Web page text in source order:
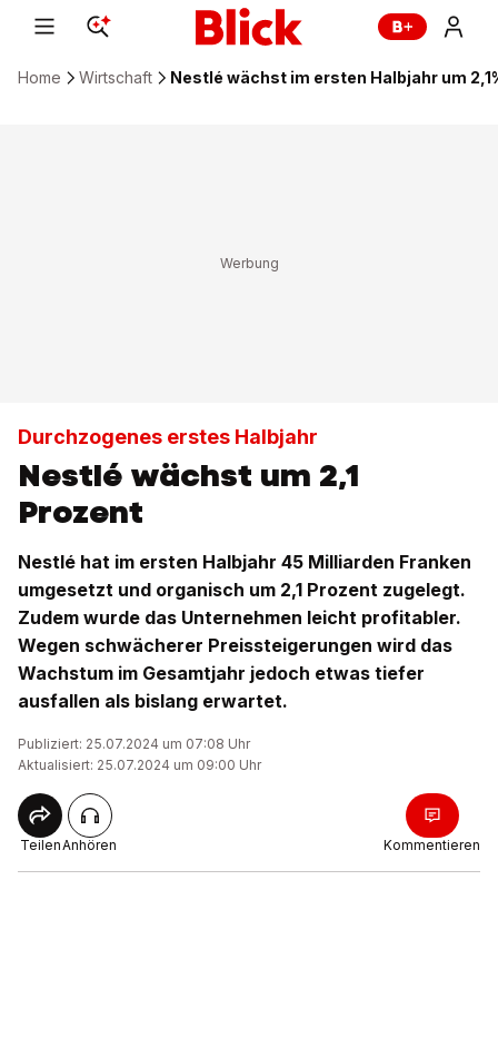
Home Wirtschaft Nestlé wächst im ersten Halbjahr um
Durchzogenes erstes Halbjahr
Nestlé wächst um 2,1
Prozent
Nestlé hat im ersten Halbjahr 45 Milliarden Franken
umgesetzt und organisch um 2,1 Prozent zugelegt.
Zudem wurde das Unternehmen leicht profitabler.
Wegen schwächerer Preissteigerungen wird das
Wachstum im Gesamtjahr jedoch etwas tiefer
ausfallen als bislang erwartet.
Publiziert: 25.07.2024 um 07:08 Uhr
Aktualisiert: 25.07.2024 um 09:00 Uhr
TeilenAnhören Kommentieren